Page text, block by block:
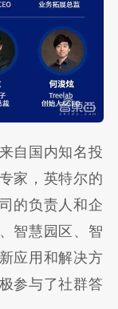
自国内知名投
家，英特尔的
的负责人和企
智慧园区、智
应用和解决方
参与了社群答